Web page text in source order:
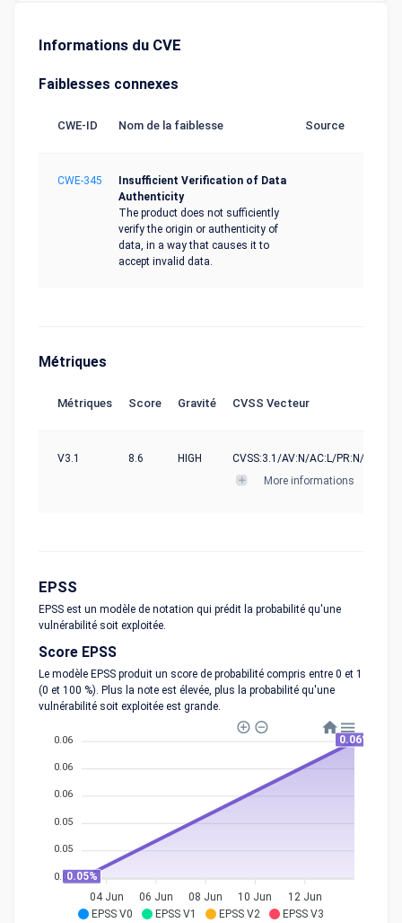
Informations du CVE
Faiblesses connexes
CWE-ID Nom de la faiblesse Source
CWE-345
Insufficient Verification of Data
Authenticity
The product does not sufficiently
verify the origin or authenticity of
data, in a way that causes it to
accept invalid data.
Métriques
Métriques Score Gravité CVSS Vecteur
V3.1 8.6 HIGH
CVSS:3.1/AV:N/AC:L/PR:N/UI:N/
More informations
EPSS
EPSS est un modèle de notation qui prédit la probabilité qu'une
vulnérabilité soit exploitée.
Score EPSS
Le modèle EPSS produit un score de probabilité compris entre 0 et 1
(0 et 100 %). Plus la note est élevée, plus la probabilité qu'une
vulnérabilité soit exploitée est grande.
EPSS V0 EPSS V1 EPSS V2
EPSS V3
0.06
0.06
0.06
0.05
0.05
0.050.05%
0.06%
04 Jun 06 Jun 08 Jun 10 Jun 12 Jun